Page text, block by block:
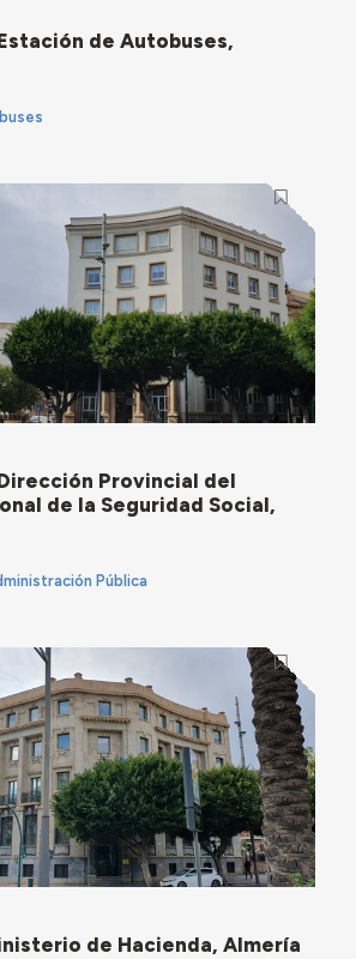
de Autobuses,
Provincial del
de la Seguridad Social,
Pública
de Hacienda, Almería